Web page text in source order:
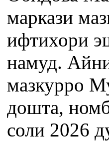
маркази
ифтихори
намуд.
мазкурро
дошта,
соли 2026